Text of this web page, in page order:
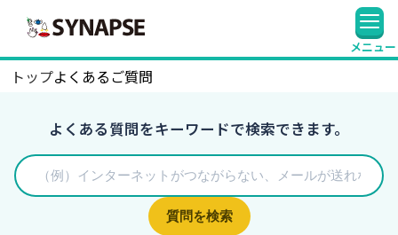
メニュー
トップよくあるご質問
よくある質問をキーワードで検索できます。
質問を検索